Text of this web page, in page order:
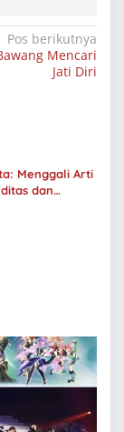
Pos berikutnya
Mencari
Jati Diri
Menggali Arti
dan